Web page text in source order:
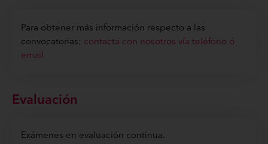
Para obtener más información respecto a las
convocatorias: contacta con nosotros vía teléfono ó
email
Evaluación
Exámenes en evaluación continua.